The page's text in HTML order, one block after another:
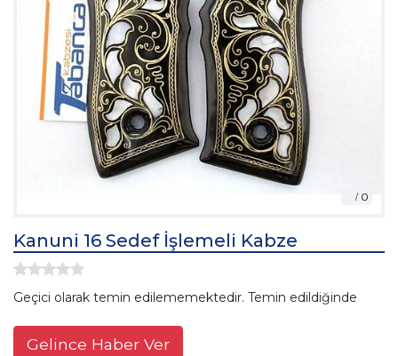
Kanuni 16 Sedef İşlemeli Kabze
Geçici olarak temin edilememektedir. Temin edildiğinde
Gelince Haber Ver